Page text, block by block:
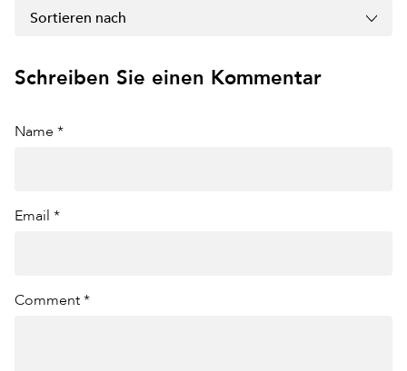
Sortieren nach
Schreiben Sie einen Kommentar
Name *
Email *
Comment *